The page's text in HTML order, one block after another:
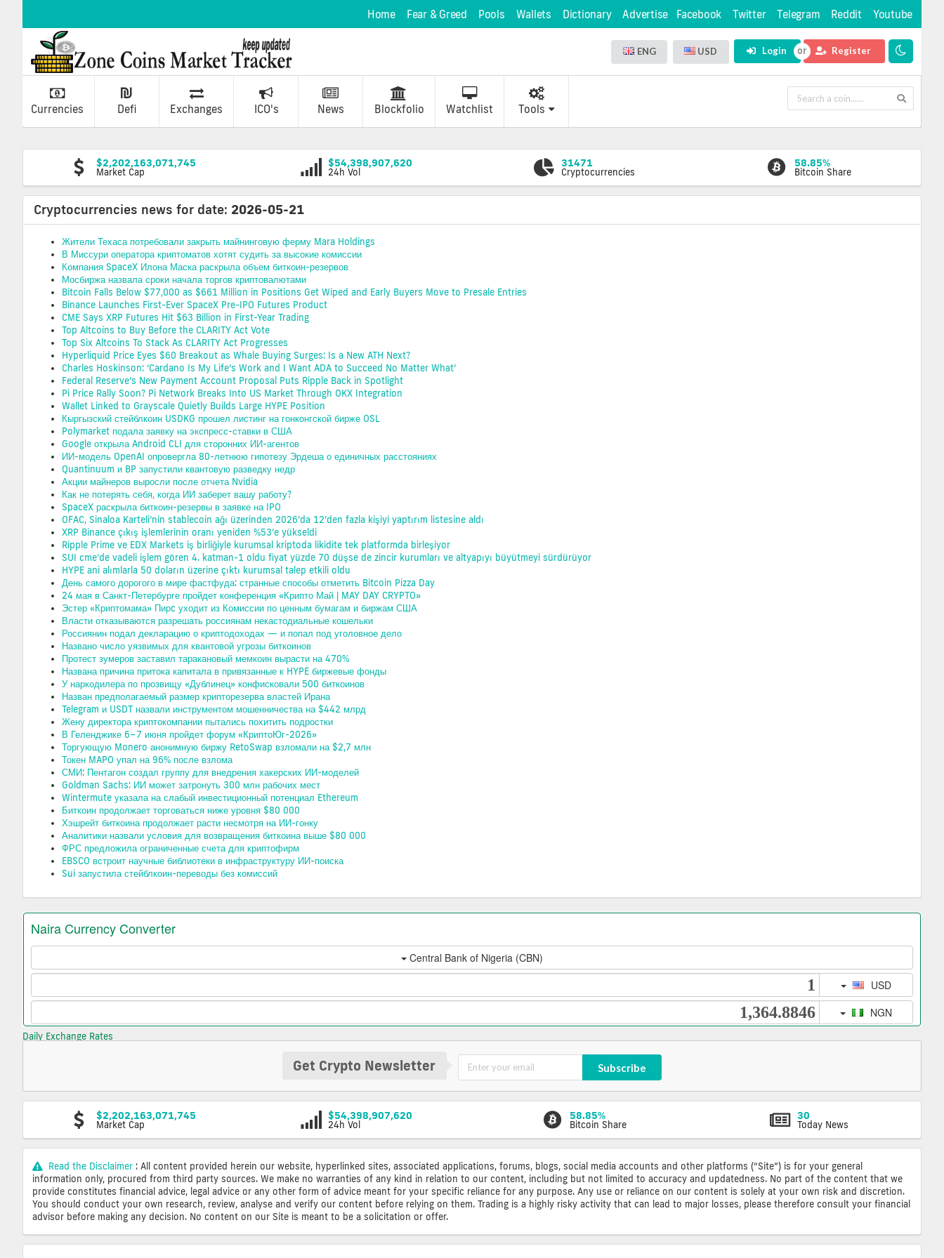
Home Fear & Greed Pools Wallets Dictionary Advertise Facebook Twitter Telegram Reddit Youtube
ENG USD Login Register
Currencies Defi Exchanges ICO's News Blockfolio Watchlist Tools
$2,202,163,071,745
Market Cap
$54,398,907,620
24h Vol
31471
Cryptocurrencies
58.85%
Bitcoin Share
Cryptocurrencies news for date: 2026-05-21
Жители Техаса потребовали закрыть майнинговую ферму Mara Holdings
В Миссури оператора криптоматов хотят судить за высокие комиссии
Компания SpaceX Илона Маска раскрыла объем биткоин-резервов
Мосбиржа назвала сроки начала торгов криптовалютами
Bitcoin Falls Below $77,000 as $661 Million in Positions Get Wiped and Early Buyers Move to Presale Entries
Binance Launches First-Ever SpaceX Pre-IPO Futures Product
CME Says XRP Futures Hit $63 Billion in First-Year Trading
Top Altcoins to Buy Before the CLARITY Act Vote
Top Six Altcoins To Stack As CLARITY Act Progresses
Hyperliquid Price Eyes $60 Breakout as Whale Buying Surges: Is a New ATH Next?
Charles Hoskinson: ‘Cardano Is My Life’s Work and I Want ADA to Succeed No Matter What’
Federal Reserve’s New Payment Account Proposal Puts Ripple Back in Spotlight
Pi Price Rally Soon? Pi Network Breaks Into US Market Through OKX Integration
Wallet Linked to Grayscale Quietly Builds Large HYPE Position
Кыргызский стейблкоин USDKG прошел листинг на гонконгской бирже OSL
Polymarket подала заявку на экспресс-ставки в США
Google открыла Android CLI для сторонних ИИ-агентов
ИИ-модель OpenAI опровергла 80-летнюю гипотезу Эрдеша о единичных расстояниях
Quantinuum и BP запустили квантовую разведку недр
Акции майнеров выросли после отчета Nvidia
Как не потерять себя, когда ИИ заберет вашу работу?
SpaceX раскрыла биткоин-резервы в заявке на IPO
OFAC, Sinaloa Karteli’nin stablecoin ağı üzerinden 2026’da 12’den fazla kişiyi yaptırım listesine aldı
XRP Binance çıkış işlemlerinin oranı yeniden %53’e yükseldi
Ripple Prime ve EDX Markets iş birliğiyle kurumsal kriptoda likidite tek platformda birleşiyor
SUI cme’de vadeli işlem gören 4. katman-1 oldu fiyat yüzde 70 düşse de zincir kurumları ve altyapıyı büyütmeyi sürdürüyor
HYPE ani alımlarla 50 doların üzerine çıktı kurumsal talep etkili oldu
День самого дорогого в мире фастфуда: странные способы отметить Bitcoin Pizza Day
24 мая в Санкт-Петербурге пройдет конференция «Крипто Май | MAY DAY CRYPTO»
Эстер «Криптомама» Пирc уходит из Комиссии по ценным бумагам и биржам США
Власти отказываются разрешать россиянам некастодиальные кошельки
Россиянин подал декларацию о криптодоходах — и попал под уголовное дело
Названо число уязвимых для квантовой угрозы биткоинов
Протест зумеров заставил таракановый мемкоин вырасти на 470%
Названа причина притока капитала в привязанные к HYPE биржевые фонды
У наркодилера по прозвищу «Дублинец» конфисковали 500 биткоинов
Назван предполагаемый размер крипторезерва властей Ирана
Telegram и USDT назвали инструментом мошенничества на $442 млрд
Жену директора криптокомпании пытались похитить подростки
В Геленджике 6–7 июня пройдет форум «КриптоЮг-2026»
Торгующую Monero анонимную биржу RetoSwap взломали на $2,7 млн
Токен MAPO упал на 96% после взлома
СМИ: Пентагон создал группу для внедрения хакерских ИИ-моделей
Goldman Sachs: ИИ может затронуть 300 млн рабочих мест
Wintermute указала на слабый инвестиционный потенциал Ethereum
Биткоин продолжает торговаться ниже уровня $80 000
Хэшрейт биткоина продолжает расти несмотря на ИИ-гонку
Аналитики назвали условия для возвращения биткоина выше $80 000
ФРС предложила ограниченные счета для криптофирм
EBSCO встроит научные библиотеки в инфраструктуру ИИ-поиска
Sui запустила стейблкоин-переводы без комиссий
Daily Exchange Rates
Get Crypto Newsletter Subscribe
$2,202,163,071,745
Market Cap
$54,398,907,620
24h Vol
58.85%
Bitcoin Share
30
Today News
Read the Disclaimer : All content provided herein our website, hyperlinked sites, associated applications, forums, blogs, social media accounts and other platforms (“Site”) is for your general
information only, procured from third party sources. We make no warranties of any kind in relation to our content, including but not limited to accuracy and updatedness. No part of the content that we
provide constitutes financial advice, legal advice or any other form of advice meant for your specific reliance for any purpose. Any use or reliance on our content is solely at your own risk and discretion.
You should conduct your own research, review, analyse and verify our content before relying on them. Trading is a highly risky activity that can lead to major losses, please therefore consult your financial
advisor before making any decision. No content on our Site is meant to be a solicitation or offer.